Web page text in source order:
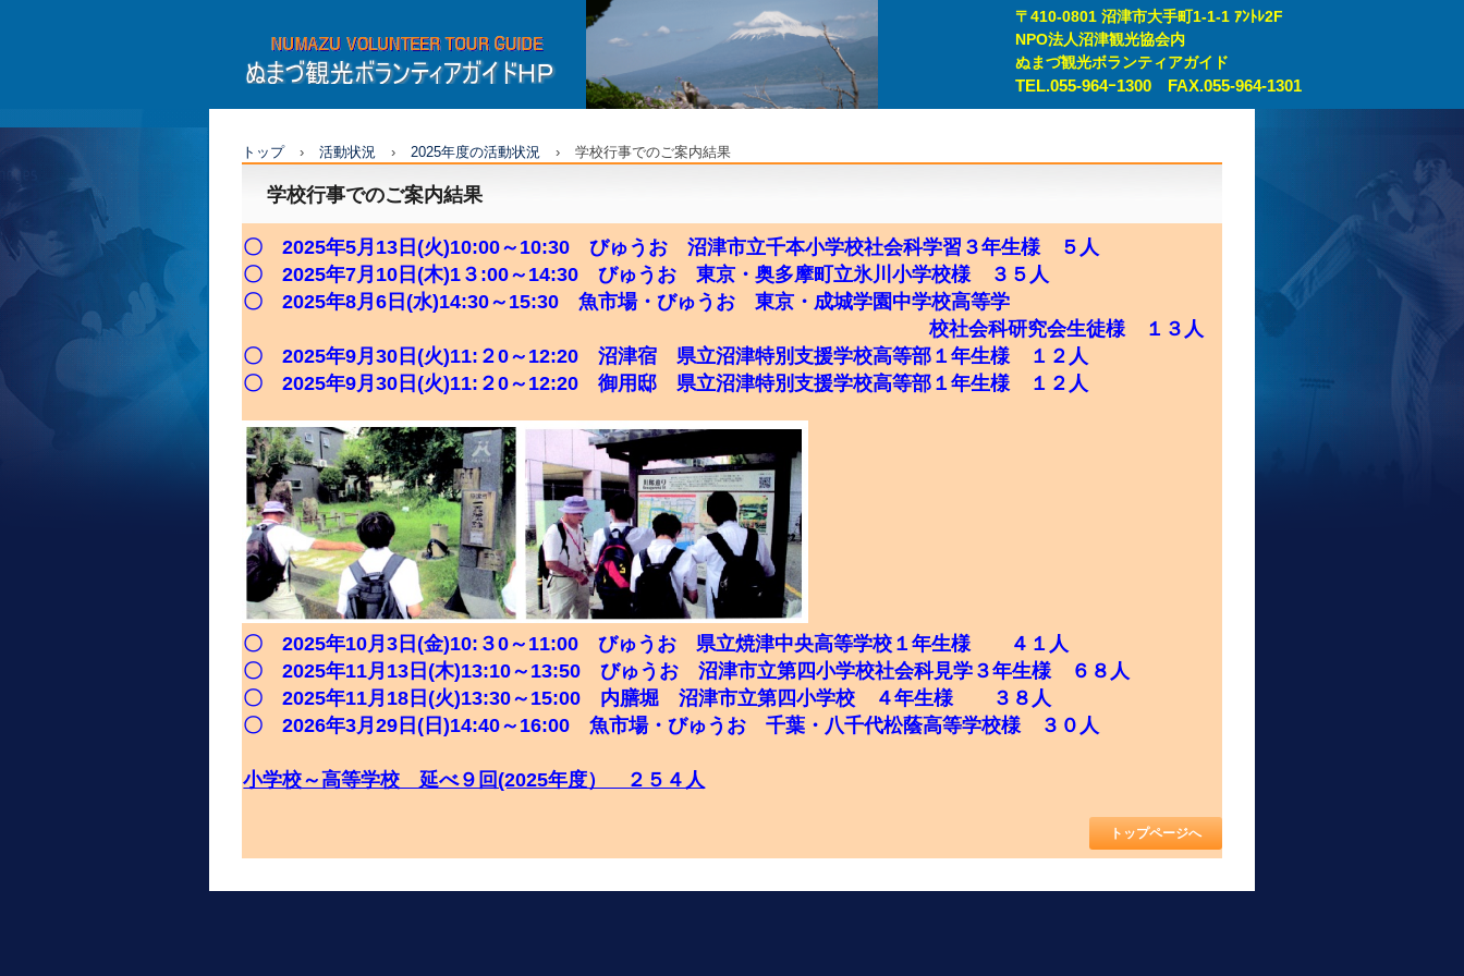
ぬまづ観光ボランティア
ガイド
〒410-0801 沼津市大手町1-1-1 ｱﾝﾄﾚ2F
NPO法人沼津観光協会内
ぬまづ観光ボランティアガイド
TEL.055-964ｰ1300 FAX.055-964-1301
トップ › 活動状況 › 2025年度の活動状況 › 学校行事でのご案内結果
学校行事でのご案内結果
〇 2025年5月13日(火)10:00～10:30 びゅうお 沼津市立千本小学校社会科学習 ３年生様 ５人
〇 2025年7月10日(木)1３:00～14:30 びゅうお 東京・奥多摩町立氷川小学校様 ３５人
〇 2025年8月6日(水)14:30～15:30 魚市場・びゅうお 東京・成城学園中学校高等学
校社会科研究会生徒様 １３人
〇 2025年9月30日(火)11:２0～12:20 沼津宿 県立沼津特別支援学校高等部１年生様 １２人
〇 2025年9月30日(火)11:２0～12:20 御用邸 県立沼津特別支援学校高等部１年生様 １２人
〇 2025年10月3日(金)10:３0～11:00 びゅうお 県立焼津中央高等学校１年生様 ４１人
〇 2025年11月13日(木)13:10～13:50 びゅうお 沼津市立第四小学校社会科見学 ３年生様 ６８人
〇 2025年11月18日(火)13:30～15:00 内膳堀 沼津市立第四小学校 ４年生様 ３８人
〇 2026年3月29日(日)14:40～16:00 魚市場・びゅうお千葉・八千代松蔭高等学校様 ３０人
小学校～高等学校 延べ９回(2025年度） ２５４人
トップページへ